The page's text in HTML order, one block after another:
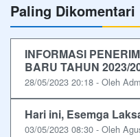
Paling Dikomentari
INFORMASI
BARU TAHUN 2023/
28/05/2023 20:18 - Oleh
Hari ini, Esemga
03/05/2023 08:30 - Oleh